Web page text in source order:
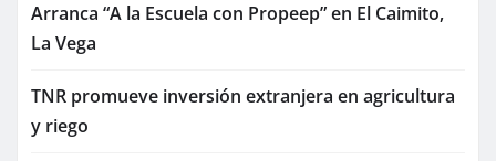
Arranca “A la Escuela con Propeep” en El Caimito,
La Vega
TNR promueve inversión extranjera en agricultura
y riego